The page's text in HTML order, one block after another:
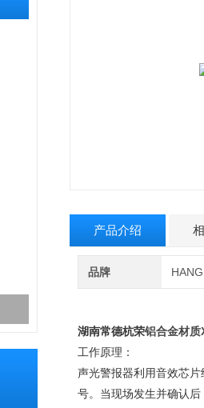
产品介绍
品牌
湖南常德杭荣铝合金材
工作原理：
声光警报器利用音效芯
号。当现场发生并确认